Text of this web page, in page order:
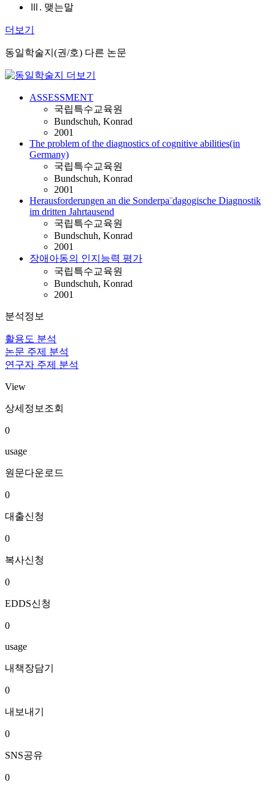
Ⅲ. 맺는말
더보기
동일학술지(권/호) 다른 논문
ASSESSMENT
국립특수교육원
Bundschuh, Konrad
2001
The problem of the diagnostics of cognitive abilities(in
Germany)
국립특수교육원
Bundschuh, Konrad
2001
Herausforderungen an die Sonderpa¨dagogische Diagnostik
im dritten Jahrtausend
국립특수교육원
Bundschuh, Konrad
2001
장애아동의 인지능력 평가
국립특수교육원
Bundschuh, Konrad
2001
분석정보
활용도 분석
논문 주제 분석
연구자 주제 분석
View
상세정보조회
0
usage
원문다운로드
0
대출신청
0
복사신청
0
EDDS신청
0
usage
내책장담기
0
내보내기
0
SNS공유
0